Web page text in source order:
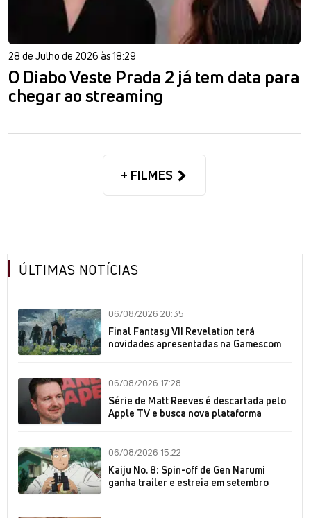
28 de Julho de 2026 às 18:29
O Diabo Veste Prada 2 já tem data para
chegar ao streaming
+ FILMES
ÚLTIMAS NOTÍCIAS
06/08/2026 20:35
Final Fantasy VII Revelation terá
novidades apresentadas na Gamescom
06/08/2026 17:28
Série de Matt Reeves é descartada pelo
Apple TV e busca nova plataforma
06/08/2026 15:22
Kaiju No. 8: Spin-off de Gen Narumi
ganha trailer e estreia em setembro